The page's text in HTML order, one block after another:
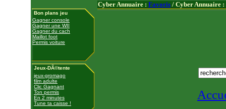
Bon plans jeu
Gagner console
Gagner une WII
Gagner du cach
Maillot foot
Permis voiture
Jeux-DÃ©tente
jeux-gromago
film adulte
Clic Gagnant
Ton permis
En 2 minutes
Tune ta caisse !
Cyber Annuaire : Favoris / Cyber Annuaire :